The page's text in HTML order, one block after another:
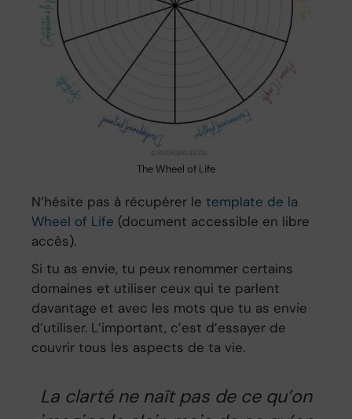
The Wheel of Life
N’hésite pas à récupérer le template de la
Wheel of Life (document accessible en libre
accès).
Si tu as envie, tu peux renommer certains
domaines et utiliser ceux qui te parlent
davantage et avec les mots que tu as envie
d’utiliser. L’important, c’est d’essayer de
couvrir tous les aspects de ta vie.
La clarté ne naît pas de ce qu’on